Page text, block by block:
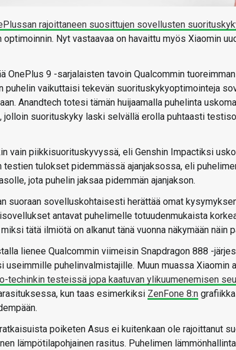
rajoittaneen suosittujen sovellusten
Nyt vastaavaa on havaittu myös Xiaomin
OnePlus 9 -sarjalaisten tavoin Qualcommin
puhelin vaikuttaisi tekevän suorituskykyoptimointeja
Anandtech totesi tämän huijaamalla puhelinta
jolloin suorituskyky laski selvällä erolla puhtaasti
vain piikkisuorituskyvyssä, eli Genshin Impactiksi
testien tulokset pidemmässä ajanjaksossa, eli
jota puhelin jaksaa pidemmän ajanjakson.
suoraan sovelluskohtaisesti herättää omat
antavat puhelimelle totuudenmukaista
tätä ilmiötä on alkanut tänä vuonna näkymään näin
lienee Qualcommin viimeisin Snapdragon 888 -
useimmille puhelinvalmistajille. Muun muassa Xiaomin
techinkin testeissä jopa kaatuvan ylikuumenemisen
kun taas esimerkiksi ZenFone 8:n
poiketen Asus ei kuitenkaan ole rajoittanut
lämpötilapohjainen rasitus. Puhelimen